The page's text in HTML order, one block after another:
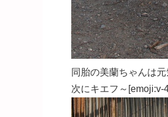
同胎の美蘭ちゃんは
次にキエフ～[emoji:v-